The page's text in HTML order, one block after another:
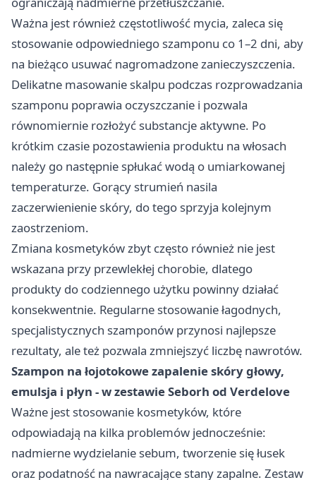
Ważna jest również częstotliwość mycia, zaleca się
stosowanie odpowiedniego szamponu co 1–2 dni, aby
na bieżąco usuwać nagromadzone zanieczyszczenia.
Delikatne masowanie skalpu podczas rozprowadzania
szamponu poprawia oczyszczanie i pozwala
równomiernie rozłożyć substancje aktywne. Po
krótkim czasie pozostawienia produktu na włosach
należy go następnie spłukać wodą o umiarkowanej
temperaturze. Gorący strumień nasila
zaczerwienienie skóry, do tego sprzyja kolejnym
zaostrzeniom.
Zmiana kosmetyków zbyt często również nie jest
wskazana przy przewlekłej chorobie, dlatego
produkty do codziennego użytku powinny działać
konsekwentnie. Regularne stosowanie łagodnych,
specjalistycznych szamponów przynosi najlepsze
rezultaty, ale też pozwala zmniejszyć liczbę nawrotów.
Szampon na łojotokowe zapalenie skóry głowy,
emulsja i płyn - w zestawie Seborh od Verdelove
Ważne jest stosowanie kosmetyków, które
odpowiadają na kilka problemów jednocześnie:
nadmierne wydzielanie sebum, tworzenie się łusek
oraz podatność na nawracające stany zapalne. Zestaw